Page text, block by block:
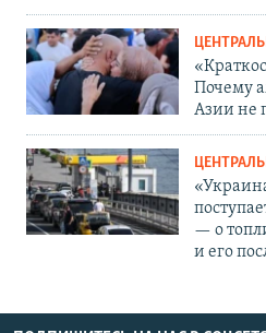
Почему
Азии не
— о
и его